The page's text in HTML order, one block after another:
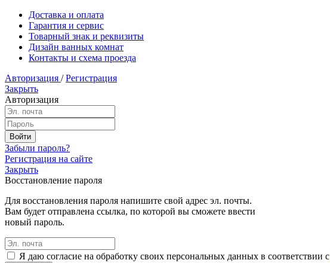
Доставка и оплата
Гарантия и сервис
Товарный знак и реквизиты
Дизайн ванных комнат
Контакты и схема проезда
Авторизация / Регистрация
Закрыть
Авторизация
Забыли пароль?
Регистрация на сайте
Закрыть
Восстановление пароля
Для восстановления пароля напишите свой адрес эл. почты.
Вам будет отправлена ссылка, по которой вы сможете ввести
новый пароль.
Я даю согласие на обработку своих персональных данных в соответствии с